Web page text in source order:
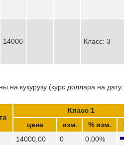
14000 Класс: 3
на кукурузу (курс доллара на
Класс 1
цена
изм. % изм.
14000,00 0
0,00%